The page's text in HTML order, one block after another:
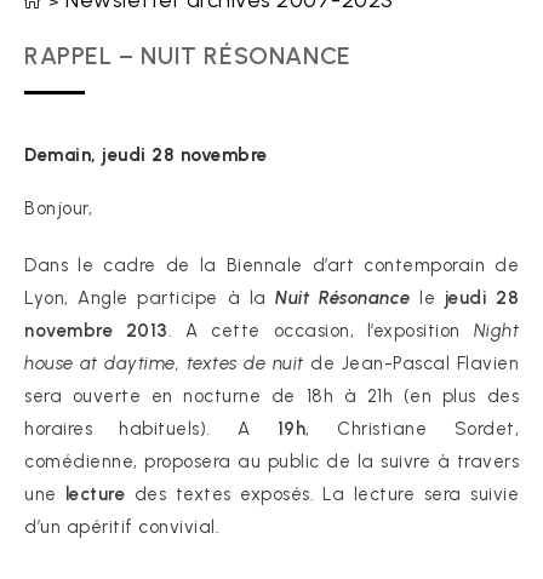
RAPPEL – NUIT RÉSONANCE
Demain, jeudi 28 novembre
Bonjour,
Dans le cadre de la Biennale d’art contemporain de
Lyon, Angle participe à laNuit Résonance le jeudi 28
novembre 2013. A cette occasion, l’exposition Night
house at daytime, textes de nuit de Jean-Pascal Flavien
sera ouverte en nocturne de 18h à 21h (en plus des
horaires habituels). A 19h, Christiane Sordet,
comédienne, proposera au public de la suivre à travers
une
lecture des textes exposés. La lecture sera suivie
d’un apéritif convivial.